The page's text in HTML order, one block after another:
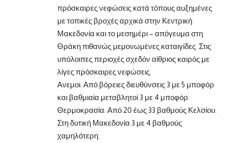
πρόσκαιρες νεφώσεις κατά τόπους αυξημένες
με τοπικές βροχές αρχικά στην Κεντρική
Μακεδονία και το μεσημέρι – απόγευμα στη
Θράκη πιθανώς μεμονωμένες καταιγίδες. Στις
υπόλοιπες περιοχές σχεδόν αίθριος καιρός με
λίγες πρόσκαιρες νεφώσεις.
Ανεμοι: Από βόρειες διευθύνσεις 3 με 5 μποφόρ
και βαθμιαία μεταβλητοί 3 με 4 μποφόρ.
Θερμοκρασία: Από 20 έως 33 βαθμούς Κελσίου.
Στη δυτική Μακεδονία 3 με 4 βαθμούς
χαμηλότερη.